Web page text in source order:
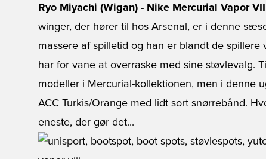
Ryo Miyachi (Wigan) - Nike Mercurial Vapor
winger, der hører til hos Arsenal, er i denne
massere af spilletid og han er blandt de
har for vane at overraske med sine støvlevalg.
modeller i Mercurial-kollektionen, men i denne
ACC Turkis/Orange med lidt sort snørrebånd.
eneste, der gør det...